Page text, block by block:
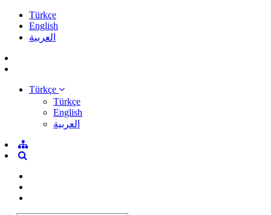
Türkçe
English
العربية
Türkçe
Türkçe
English
العربية